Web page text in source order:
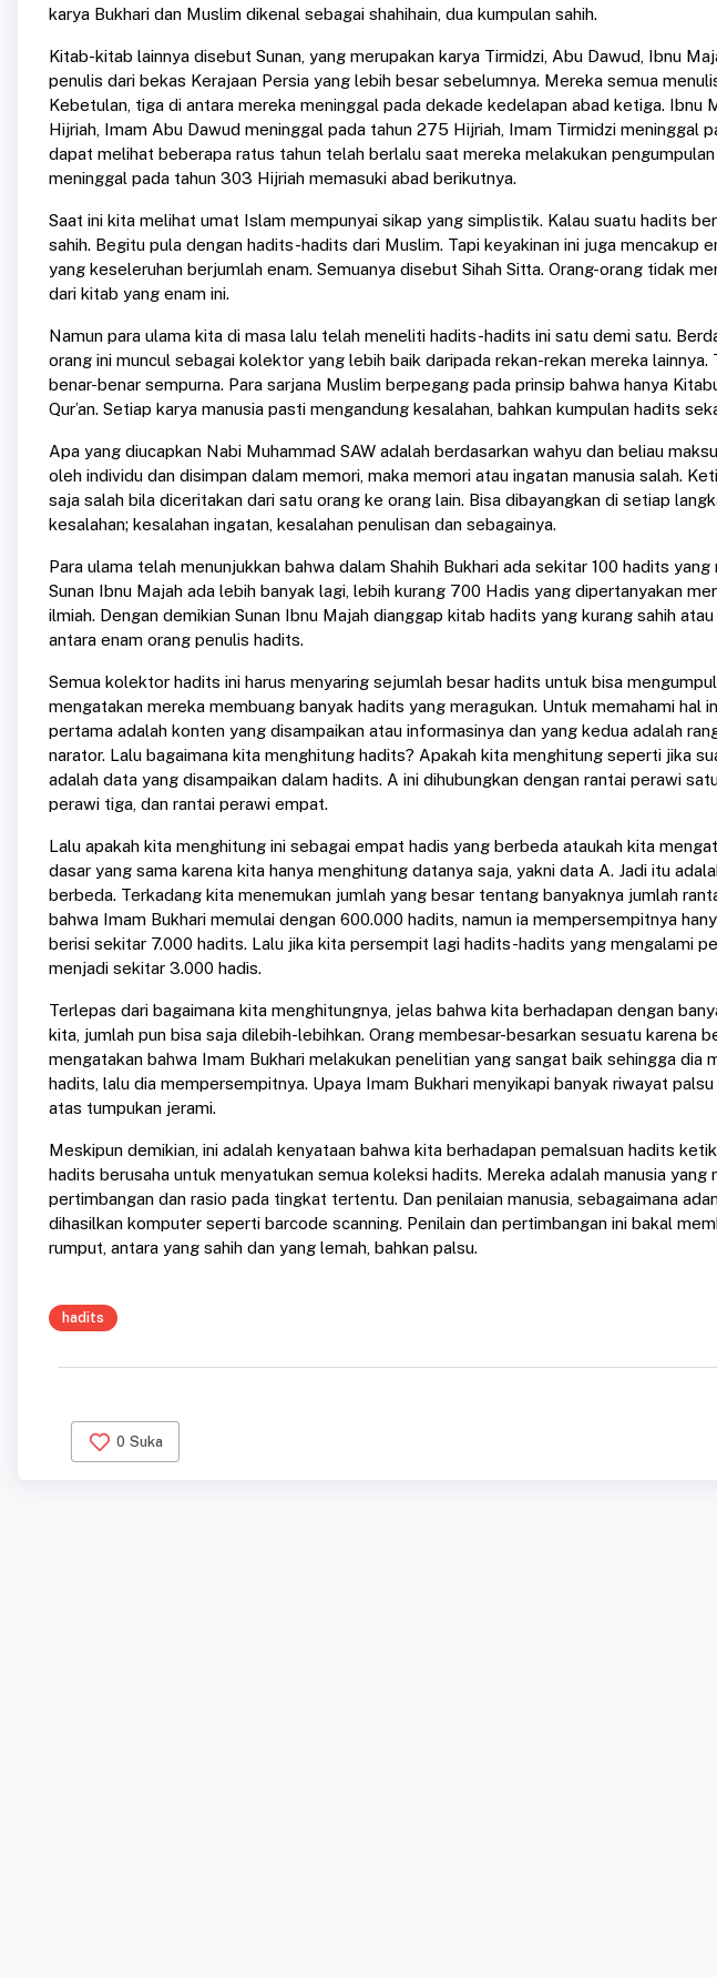
karya Bukhari dan Muslim dikenal sebagai shahihain, dua kumpulan sahih.
Kitab-kitab lainnya disebut Sunan, yang merupakan karya Tirmidzi, Abu Dawud, Ibnu
penulis dari bekas Kerajaan Persia yang lebih besar sebelumnya. Mereka semua
Kebetulan, tiga di antara mereka meninggal pada dekade kedelapan abad ketiga. Ibnu
Hijriah, Imam Abu Dawud meninggal pada tahun 275 Hijriah, Imam Tirmidzi meninggal
dapat melihat beberapa ratus tahun telah berlalu saat mereka melakukan
meninggal pada tahun 303 Hijriah memasuki abad berikutnya.
Saat ini kita melihat umat Islam mempunyai sikap yang simplistik. Kalau suatu hadits
sahih. Begitu pula dengan hadits-hadits dari Muslim. Tapi keyakinan ini juga mencakup
yang keseleruhan berjumlah enam. Semuanya disebut Sihah Sitta. Orang-orang tidak
dari kitab yang enam ini.
Namun para ulama kita di masa lalu telah meneliti hadits-hadits ini satu demi satu.
orang ini muncul sebagai kolektor yang lebih baik daripada rekan-rekan mereka
benar-benar sempurna. Para sarjana Muslim berpegang pada prinsip bahwa hanya
Qur’an. Setiap karya manusia pasti mengandung kesalahan, bahkan kumpulan hadits
Apa yang diucapkan Nabi Muhammad SAW adalah berdasarkan wahyu dan beliau
oleh individu dan disimpan dalam memori, maka memori atau ingatan manusia salah.
saja salah bila diceritakan dari satu orang ke orang lain. Bisa dibayangkan di setiap
kesalahan; kesalahan ingatan, kesalahan penulisan dan sebagainya.
Para ulama telah menunjukkan bahwa dalam Shahih Bukhari ada sekitar 100 hadits
Sunan Ibnu Majah ada lebih banyak lagi, lebih kurang 700 Hadis yang dipertanyakan
ilmiah. Dengan demikian Sunan Ibnu Majah dianggap kitab hadits yang kurang sahih
antara enam orang penulis hadits.
Semua kolektor hadits ini harus menyaring sejumlah besar hadits untuk bisa
mengatakan mereka membuang banyak hadits yang meragukan. Untuk memahami hal
pertama adalah konten yang disampaikan atau informasinya dan yang kedua adalah
narator. Lalu bagaimana kita menghitung hadits? Apakah kita menghitung seperti jika
adalah data yang disampaikan dalam hadits. A ini dihubungkan dengan rantai perawi
perawi tiga, dan rantai perawi empat.
Lalu apakah kita menghitung ini sebagai empat hadis yang berbeda ataukah kita
dasar yang sama karena kita hanya menghitung datanya saja, yakni data A. Jadi itu
berbeda. Terkadang kita menemukan jumlah yang besar tentang banyaknya jumlah
bahwa Imam Bukhari memulai dengan 600.000 hadits, namun ia mempersempitnya
berisi sekitar 7.000 hadits. Lalu jika kita persempit lagi hadits-hadits yang mengalami
menjadi sekitar 3.000 hadis.
Terlepas dari bagaimana kita menghitungnya, jelas bahwa kita berhadapan dengan
kita, jumlah pun bisa saja dilebih-lebihkan. Orang membesar-besarkan sesuatu karena
mengatakan bahwa Imam Bukhari melakukan penelitian yang sangat baik sehingga dia
hadits, lalu dia mempersempitnya. Upaya Imam Bukhari menyikapi banyak riwayat
atas tumpukan jerami.
Meskipun demikian, ini adalah kenyataan bahwa kita berhadapan pemalsuan hadits
hadits berusaha untuk menyatukan semua koleksi hadits. Mereka adalah manusia yang
pertimbangan dan rasio pada tingkat tertentu. Dan penilaian manusia, sebagaimana
dihasilkan komputer seperti barcode scanning. Penilain dan pertimbangan ini bakal
rumput, antara yang sahih dan yang lemah, bahkan palsu.
hadits
0 Suka